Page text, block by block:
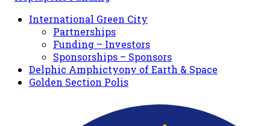
International Green City
Partnerships
Funding – Investors
Sponsorships – Sponsors
Delphic Amphictyony of Earth & Space
Golden Section Polis